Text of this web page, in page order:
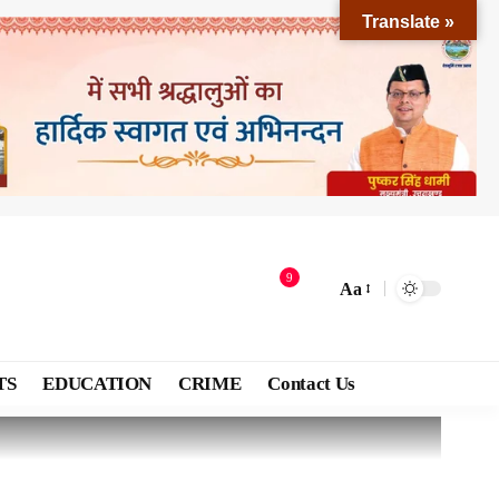
9
Aa
EDUCATION CRIME Contact Us
Translate »